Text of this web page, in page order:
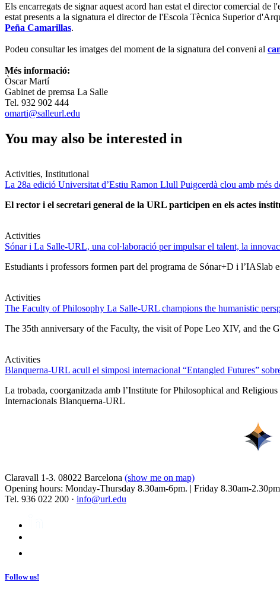
Els encarregats de signar aquest acord han estat el director comercial de
estat presents a la signatura el director de l'Escola Tècnica Superior
Peña Camarillas.
Podeu consultar les imatges del moment de la signatura del conveni al
Més informació:
Òscar Martí
Gabinet de premsa La Salle
Tel. 932 902 444
omarti@salleurl.edu
You may also be interested in
Activities, Institutional
La 28a edició Universitat d’Estiu Ramon Llull Puigcerdà clou amb més
El rector i el secretari general de la URL participen en els actes
Activities
Sónar i La Salle-URL, una col·laboració per impulsar el talent, la
Estudiants i professors formen part del programa de Sónar+D i l’IASlab
Activities
The Faculty of Philosophy La Salle-URL champions the humanistic
The 35th anniversary of the Faculty, the visit of Pope Leo XIV, and the
Activities
Blanquerna-URL acull el simposi internacional “Entangled Futures”
La trobada, coorganitzada amb l’Institute for Philosophical and
Internacionals Blanquerna-URL
Claravall 1-3. 08022 Barcelona (show me on map)
Opening hours: Monday-Thursday 8.30am-6pm. | Friday 8.30am-
Tel. 936 022 200 · info@url.edu
Follow us!